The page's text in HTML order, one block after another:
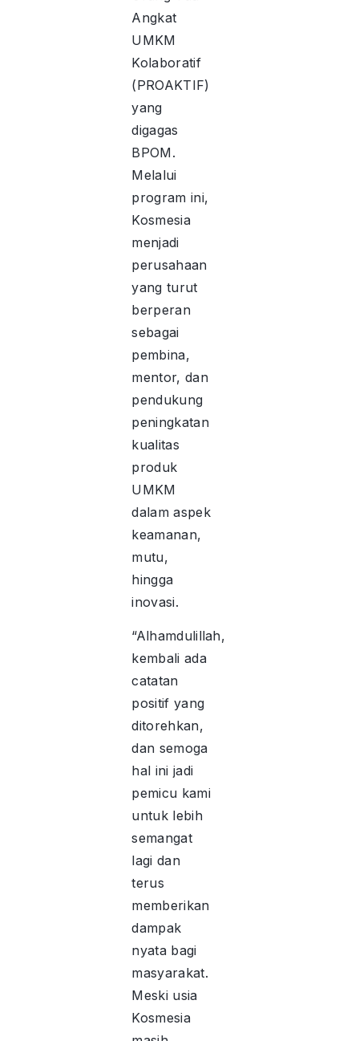
Angkat
UMKM
Kolaboratif
(PROAKTIF)
yang
digagas
BPOM.
Melalui
program ini,
Kosmesia
menjadi
perusahaan
yang turut
berperan
sebagai
pembina,
mentor, dan
pendukung
peningkatan
kualitas
produk
UMKM
dalam aspek
keamanan,
mutu,
hingga
inovasi.
“Alhamdulillah,
kembali ada
catatan
positif yang
ditorehkan,
dan semoga
hal ini jadi
pemicu kami
untuk lebih
semangat
lagi dan
terus
memberikan
dampak
nyata bagi
masyarakat.
Meski usia
Kosmesia